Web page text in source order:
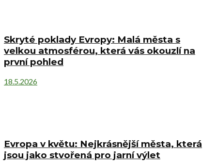
Skryté poklady Evropy: Malá města s
velkou atmosférou, která vás okouzlí na
první pohled
18.5.2026
Evropa v květu: Nejkrásnější města, která
jsou jako stvořená pro jarní výlet